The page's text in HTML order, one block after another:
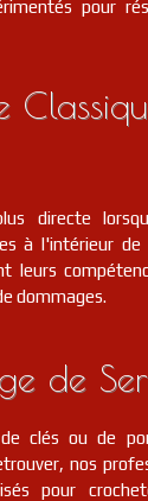
pour
directe
à l'intérieur de
leurs
dommages.
de
clés ou de
nos
pour